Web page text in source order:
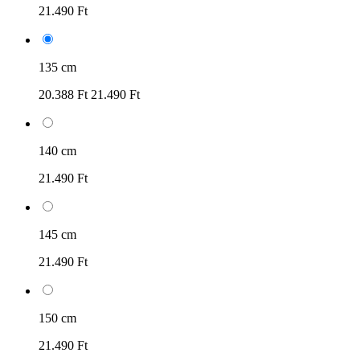
21.490 Ft
135 cm
20.388 Ft 21.490 Ft
140 cm
21.490 Ft
145 cm
21.490 Ft
150 cm
21.490 Ft